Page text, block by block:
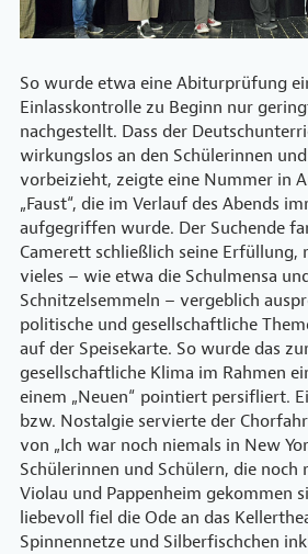
So wurde etwa eine Abiturprüfung
Einlasskontrolle zu Beginn nur
nachgestellt. Dass der
wirkungslos an den Schülerinnen
vorbeizieht, zeigte eine Nummer in
„Faust“, die im Verlauf des Abends
aufgegriffen wurde. Der Suchende
Camerett schließlich seine Erfüllung,
vieles – wie etwa die Schulmensa
Schnitzelsemmeln – vergeblich
politische und gesellschaftliche
auf der Speisekarte. So wurde das
gesellschaftliche Klima im Rahmen
einem „Neuen“ pointiert persifliert.
bzw. Nostalgie servierte der
von „Ich war noch niemals in New
Schülerinnen und Schülern, die noch
Violau und Pappenheim gekommen
liebevoll fiel die Ode an das
Spinnennetze und Silberfischchen